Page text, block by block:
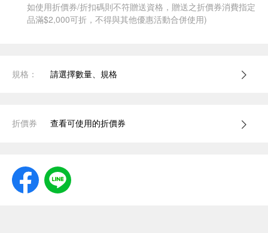
如使用折價券/折扣碼則不符贈送資格，贈送之折價券消費指定
品滿$2,000可折，不得與其他優惠活動合併使用)
規格： 請選擇數量、規格
折價券 查看可使用的折價券